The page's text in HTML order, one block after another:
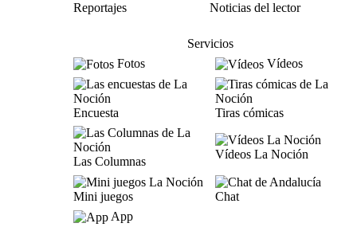
Reportajes
Noticias del lector
Servicios
Fotos
Vídeos
Encuesta Tiras cómicas
Las Columnas
Vídeos La Noción
Mini juegos
Chat
App